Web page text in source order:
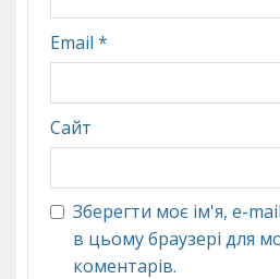
Email *
Сайт
Зберегти моє ім'я, e-
в цьому браузері для
коментарів.